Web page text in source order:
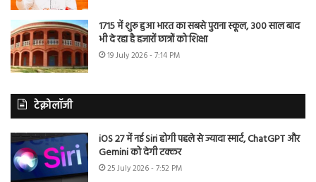
1715 में शुरू हुआ भारत का सबसे पुराना स्कूल, 300 साल बाद
भी दे रहा है हजारों छात्रों को शिक्षा
19 July 2026 - 7:14 PM
टेक्नोलॉजी
iOS 27 में नई Siri होगी पहले से ज्यादा स्मार्ट, ChatGPT और
Gemini को देगी टक्कर
25 July 2026 - 7:52 PM